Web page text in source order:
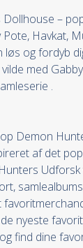
Dollhouse –
Pote, Havkat,
løs og fordyb
med
.
Demon
af det
nyeste
find dine